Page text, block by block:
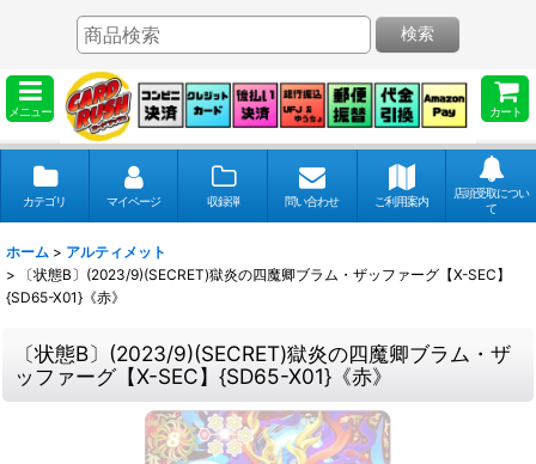
メニュー カート
検索
カテゴリ マイページ 収録弾 問い合わせ ご利用案内
店頭受取につい
て
ホーム > アルティメット
>
〔状態B〕(2023/9)(SECRET)獄炎の四魔卿ブラム・ザッファーグ【X-SEC】
{SD65-X01}《赤》
〔状態B〕(2023/9)(SECRET)獄炎の四魔卿ブラム・ザ
ッファーグ【X-SEC】{SD65-X01}《赤》